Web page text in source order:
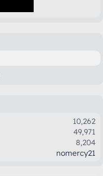
10,262
49,971
8,204
nomercy21